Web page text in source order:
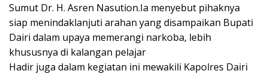
Sumut Dr. H. Asren Nasution.Ia menyebut pihaknya
siap menindaklanjuti arahan yang disampaikan Bupati
Dairi dalam upaya memerangi narkoba, lebih
khususnya di kalangan pelajar
Hadir juga dalam kegiatan ini mewakili Kapolres Dairi